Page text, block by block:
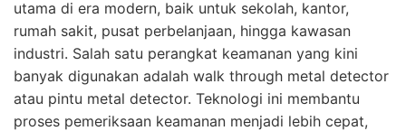
utama di era modern, baik untuk sekolah, kantor,
rumah sakit, pusat perbelanjaan, hingga kawasan
industri. Salah satu perangkat keamanan yang kini
banyak digunakan adalah walk through metal detector
atau pintu metal detector. Teknologi ini membantu
proses pemeriksaan keamanan menjadi lebih cepat,